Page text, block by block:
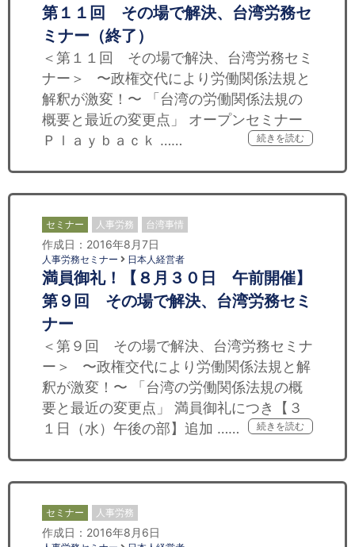
第１１回 その場で解決、台湾労務セ
ミナー（終了）
＜第１１回 その場で解決、台湾労務セミ
ナー＞ 〜政権交代により労働関係法規と
解釈が激変！〜 「台湾の労働関係法規の
概要と最近の変更点」 オープンセミナー
Ｐｌａｙｂａｃｋ ……
続きを読む
セミナー 人事労務 台湾事情
作成日：2016年8月7日
人事労務セミナー 日本人経営者
満員御礼！【８月３０日 午前開催】
第９回 その場で解決、台湾労務セミ
ナー
＜第９回 その場で解決、台湾労務セミナ
ー＞ 〜政権交代により労働関係法規と解
釈が激変！〜 「台湾の労働関係法規の概
要と最近の変更点」 満員御礼につき【３
１日（水）午後の部】追加 ……
続きを読む
セミナー 人事労務
作成日：2016年8月6日